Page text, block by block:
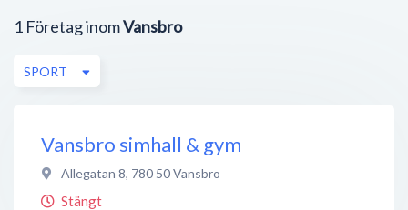
1 Företag inomVansbro
SPORT
Vansbro simhall & gym
Allegatan 8, 780 50Vansbro
Stängt